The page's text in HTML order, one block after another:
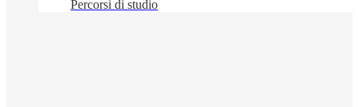
Percorsi di studio